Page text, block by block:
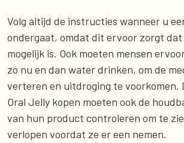
Volg altijd de instructies wanneer u
ondergaat, omdat dit ervoor zorgt dat
mogelijk is. Ook moeten mensen
zo nu en dan water drinken, om de
verteren en uitdroging te voorkomen.
Oral Jelly kopen moeten ook de
van hun product controleren om te
verlopen voordat ze er een nemen.